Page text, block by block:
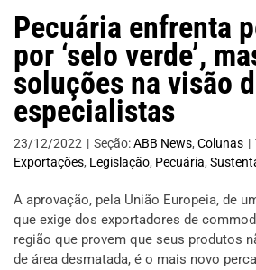
Pecuária enfrenta
por ‘selo verde’,
soluções na visão
especialistas
23/12/2022 | Seção:ABB News, Colunas |
Exportações, Legislação, Pecuária,
A aprovação, pela União Europeia, de
que exige dos exportadores de
região que provem que seus produtos
de área desmatada, é o mais novo